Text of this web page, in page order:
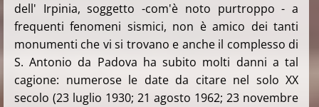
dell' Irpinia, soggetto -com'è noto purtroppo - a
frequenti fenomeni sismici, non è amico dei tanti
monumenti che vi si trovano e anche il complesso di
S. Antonio da Padova ha subito molti danni a tal
cagione: numerose le date da citare nel solo XX
secolo (23 luglio 1930; 21 agosto 1962; 23 novembre